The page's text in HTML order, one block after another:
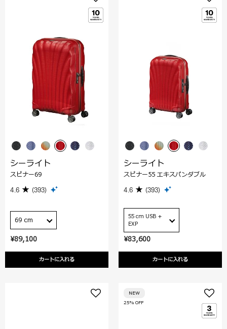
¥89,100
カートに入れる
シーライト
スピナー69
4.6 (393)
69 cm
¥83,600
カートに入れる
シーライト
スピナー55 エキスパンダブル
4.6 (393)
55 cm USB +
EXP
25% OFF
NEW